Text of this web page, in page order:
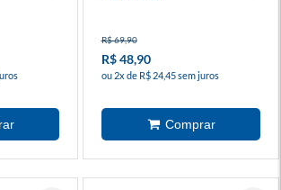
R$ 69,90
R$ 48,90
ou 2x de R$ 24,45 sem juros